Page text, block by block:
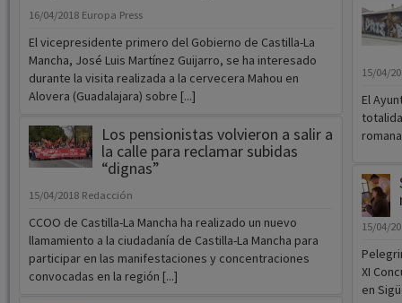
16/04/2018 Europa Press
El vicepresidente primero del Gobierno de Castilla-La
Mancha, José Luis Martínez Guijarro, se ha interesado
durante la visita realizada a la cervecera Mahou en
Alovera (Guadalajara) sobre [...]
Los pensionistas volvieron a salir a
la calle para reclamar subidas
“dignas”
15/04/2018 Redacción
CCOO de Castilla-La Mancha ha realizado un nuevo
llamamiento a la ciudadanía de Castilla-La Mancha para
participar en las manifestaciones y concentraciones
convocadas en la región [...]
15/04/
El
15/04/
XI
en